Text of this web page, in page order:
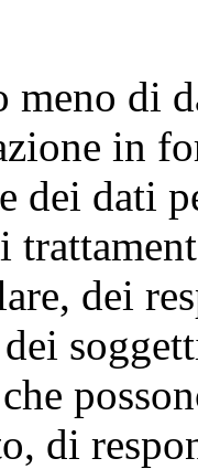
meno di
in
dei dati
dei
di